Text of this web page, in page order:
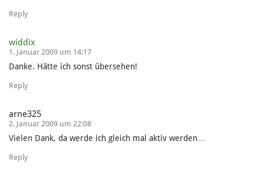
Reply
widdix
1. Januar 2009 um 14:17
Danke. Hätte ich sonst übersehen!
Reply
arne325
2. Januar 2009 um 22:08
Vielen Dank, da werde ich gleich mal aktiv werden…
Reply